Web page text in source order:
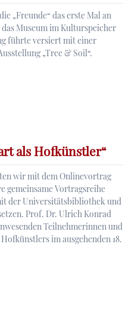
„Freunde“ das erste Mal an
Museum im Kulturspeicher
führte versiert mit einer
„Tree & Soil“.
als Hofkünstler“
wir mit dem Onlinevortrag
gemeinsame Vortragsreihe
der Universitätsbibliothek und
Prof. Dr. Ulrich Konrad
Teilnehmerinnen und
im ausgehenden 18.